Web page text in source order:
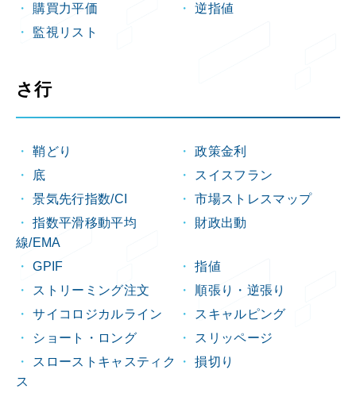
購買力平価
逆指値
監視リスト
さ行
鞘どり
政策金利
底
スイスフラン
景気先行指数/CI
市場ストレスマップ
指数平滑移動平均
線/EMA
財政出動
GPIF
指値
ストリーミング注文
順張り・逆張り
サイコロジカルライン
スキャルピング
ショート・ロング
スリッページ
スローストキャスティク
ス
損切り